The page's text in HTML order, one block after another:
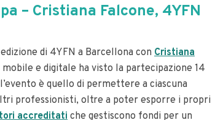
– Cristiana Falcone, 4YFN
di 4YFN a Barcellona con Cristiana
e digitale ha visto la partecipazione 14
è quello di permettere a ciascuna
professionisti, oltre a poter esporre i propri
accreditati che gestiscono fondi per un